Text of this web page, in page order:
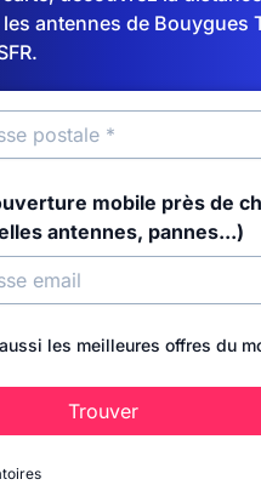
antennes de Bouygues
mobile près de
antennes, pannes...)
les meilleures offres du
Trouver